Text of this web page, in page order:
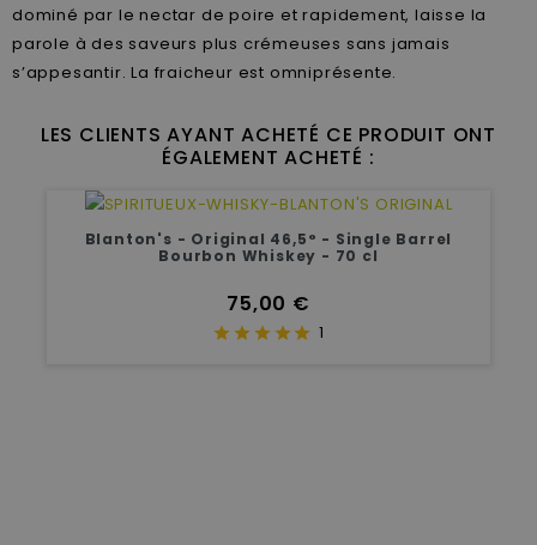
dominé par le nectar de poire et rapidement, laisse la
parole à des saveurs plus crémeuses sans jamais
s’appesantir. La fraicheur est omniprésente.
LES CLIENTS AYANT ACHETÉ CE PRODUIT ONT
ÉGALEMENT ACHETÉ :
Blanton's - Original 46,5° - Single Barrel
Bourbon Whiskey - 70 cl
Prix
75,00 €
1